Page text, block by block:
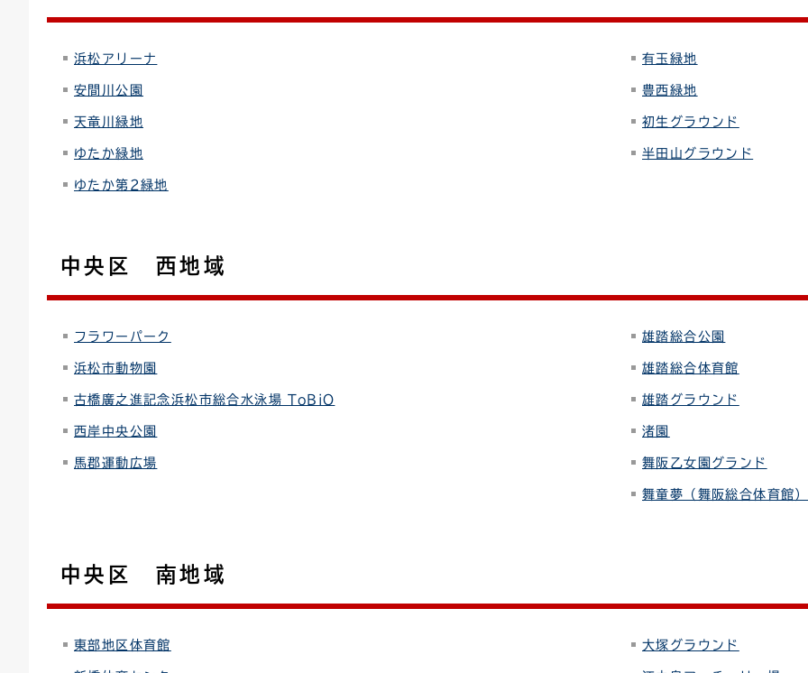
浜松アリーナ
安間川公園
天竜川緑地
ゆたか緑地
ゆたか第2緑地
有玉緑地
豊西緑地
初生グラウンド
半田山グラウンド
中央区 西地域
フラワーパーク
浜松市動物園
古橋廣之進記念浜松市総合水泳場 ToBiO
西岸中央公園
馬郡運動広場
雄踏総合公園
雄踏総合体育館
雄踏グラウンド
渚園
舞阪乙女園グランド
舞童夢（舞阪総合体育館）
中央区 南地域
東部地区体育館 大塚グラウンド